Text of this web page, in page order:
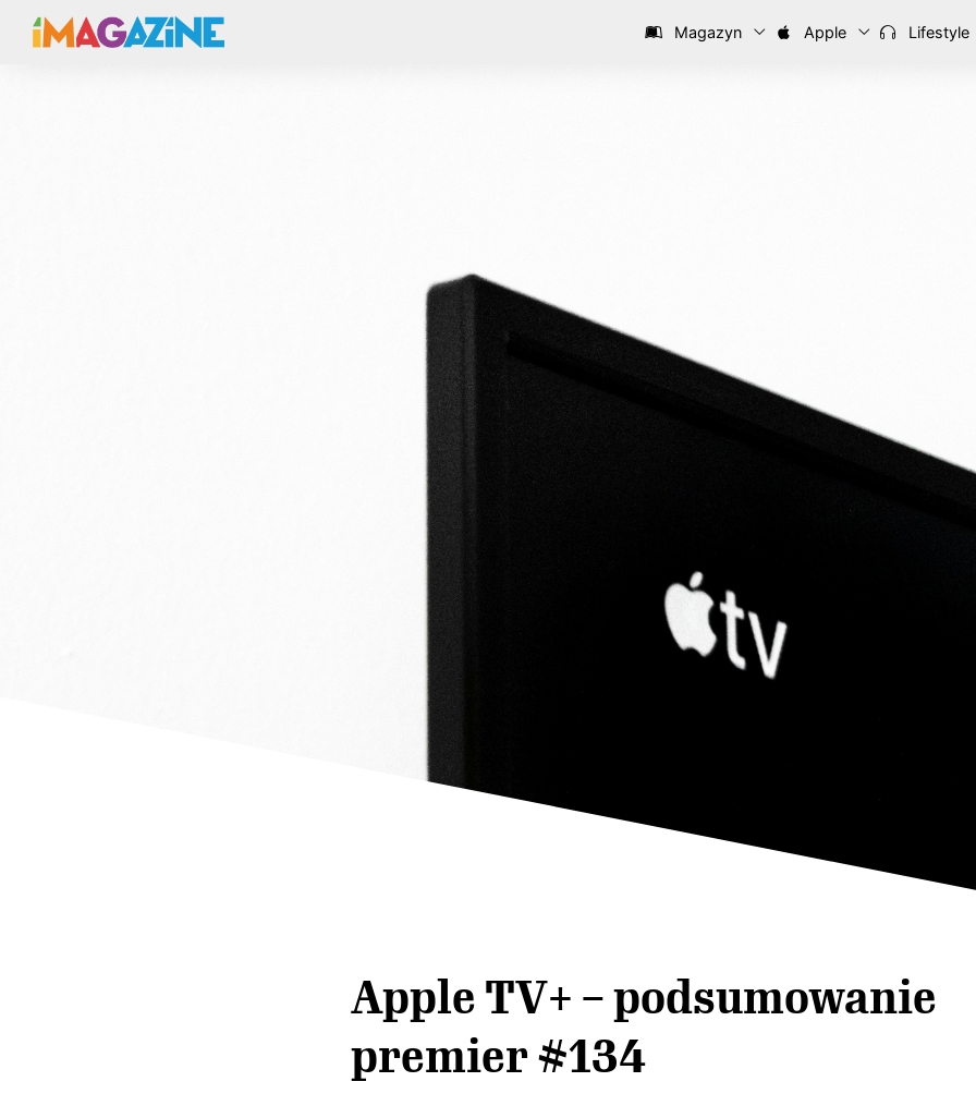
Magazyn Apple Lifestyle
Apple TV+ – podsumowanie
premier #134